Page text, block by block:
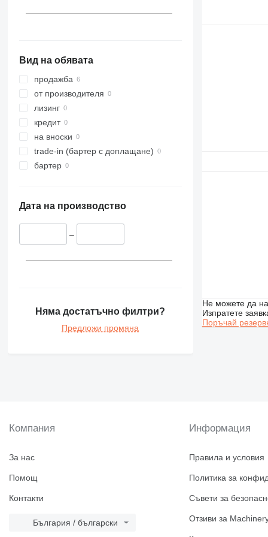
Вид на обявата
продажба
от производителя
лизинг
кредит
на вноски
trade-in (бартер с доплащане)
бартер
Дата на производство
–
Няма достатъчно филтри?
Предложи промяна
Не можете да
Изпратете
Поръчай
Компания
За нас
Помощ
Контакти
България / български
Информация
Правила и условия
Политика за
Съвети за
Отзиви за